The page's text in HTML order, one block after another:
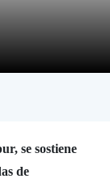
se sostiene
de